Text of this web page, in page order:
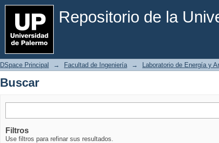
Repositorio de la
Buscar
DSpace Principal → Facultad de Ingeniería → Laboratorio de Energía y
Buscar
Filtros
Use filtros para refinar sus resultados.